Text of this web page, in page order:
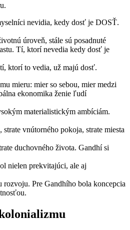
nevidia, kedy dosť je DOSŤ.
úroveň, stále sú posadnuté
Tí, ktorí nevedia kedy dosť je
ktorí to vedia, už majú dosť.
mieru: mier so sebou, mier medzi
ekonomika ženie ľudí
materialistickým ambíciám.
vnútorného pokoja, strate miesta
duchovného života. Gandhí si
nielen prekvitajúci, ale aj
Pre Gandhího bola koncepcia